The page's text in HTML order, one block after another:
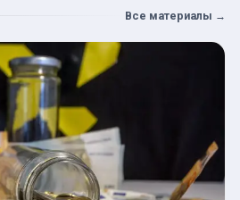
Все материалы →